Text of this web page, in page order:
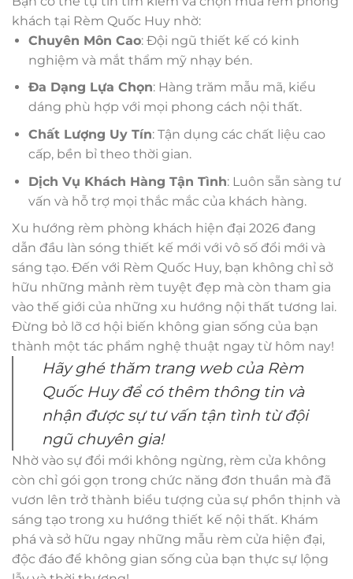
khách tại Rèm Quốc Huy nhờ:
Chuyên Môn Cao: Đội ngũ thiết kế có kinh
nghiệm và mắt thẩm mỹ nhạy bén.
Đa Dạng Lựa Chọn: Hàng trăm mẫu mã, kiểu
dáng phù hợp với mọi phong cách nội thất.
Chất Lượng Uy Tín: Tận dụng các chất liệu cao
cấp, bền bỉ theo thời gian.
Dịch Vụ Khách Hàng Tận Tình: Luôn sẵn sàng tư
vấn và hỗ trợ mọi thắc mắc của khách hàng.
Xu hướng rèm phòng khách hiện đại 2026 đang
dẫn đầu làn sóng thiết kế mới với vô số đổi mới và
sáng tạo. Đến với Rèm Quốc Huy, bạn không chỉ sở
hữu những mảnh rèm tuyệt đẹp mà còn tham gia
vào thế giới của những xu hướng nội thất tương lai.
Đừng bỏ lỡ cơ hội biến không gian sống của bạn
thành một tác phẩm nghệ thuật ngay từ hôm nay!
Hãy ghé thăm trang web của Rèm
Quốc Huy để có thêm thông tin và
nhận được sự tư vấn tận tình từ đội
ngũ chuyên gia!
Nhờ vào sự đổi mới không ngừng, rèm cửa không
còn chỉ gói gọn trong chức năng đơn thuần mà đã
vươn lên trở thành biểu tượng của sự phồn thịnh và
sáng tạo trong xu hướng thiết kế nội thất. Khám
phá và sở hữu ngay những mẫu rèm cửa hiện đại,
độc đáo để không gian sống của bạn thực sự lộng